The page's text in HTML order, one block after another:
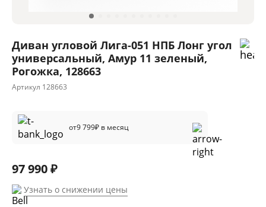
Диван угловой Лига-051 НПБ Лонг угол
универсальный, Амур 11 зеленый,
Рогожка, 128663
Артикул 128663
от9 799₽ в месяц
97 990 ₽
Узнать о снижении цены